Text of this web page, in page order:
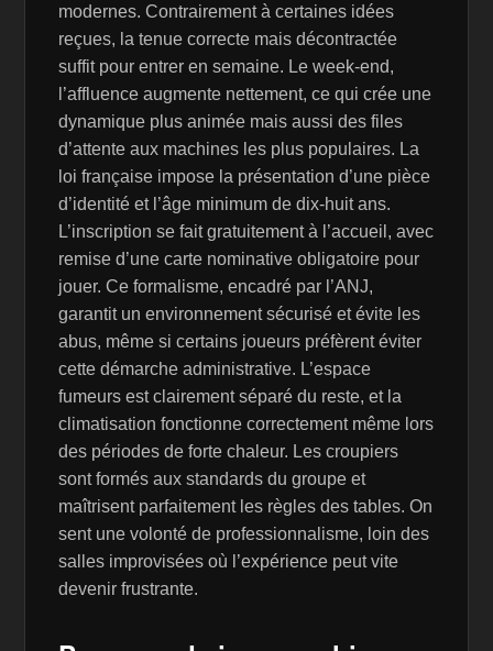
modernes. Contrairement à certaines idées
reçues, la tenue correcte mais décontractée
suffit pour entrer en semaine. Le week-end,
l’affluence augmente nettement, ce qui crée une
dynamique plus animée mais aussi des files
d’attente aux machines les plus populaires. La
loi française impose la présentation d’une pièce
d’identité et l’âge minimum de dix-huit ans.
L’inscription se fait gratuitement à l’accueil, avec
remise d’une carte nominative obligatoire pour
jouer. Ce formalisme, encadré par l’ANJ,
garantit un environnement sécurisé et évite les
abus, même si certains joueurs préfèrent éviter
cette démarche administrative. L’espace
fumeurs est clairement séparé du reste, et la
climatisation fonctionne correctement même lors
des périodes de forte chaleur. Les croupiers
sont formés aux standards du groupe et
maîtrisent parfaitement les règles des tables. On
sent une volonté de professionnalisme, loin des
salles improvisées où l’expérience peut vite
devenir frustrante.